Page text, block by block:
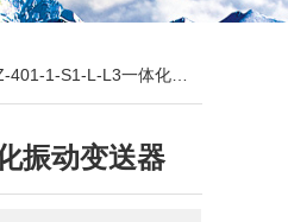
1-S1-L-L3一体化振动变送器
振动变送器